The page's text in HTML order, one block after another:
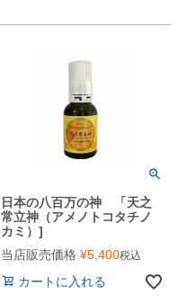
日本の八百万の神 「天之
常立神（アメノトコタチノ
カミ）]
当店販売価格 ¥5,400税込
カートに入れる